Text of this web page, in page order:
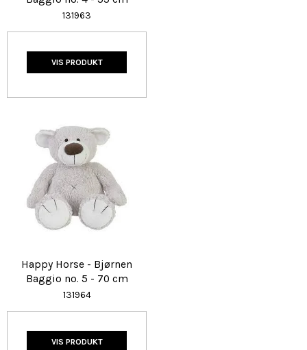
131963
VIS PRODUKT
Happy Horse - Bjørnen
Baggio no. 5 - 70 cm
131964
VIS PRODUKT